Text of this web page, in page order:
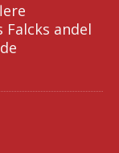
andel